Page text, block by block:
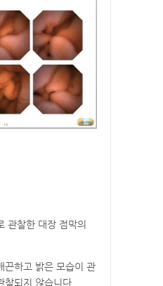
관찰한 대장 점막의
끈하고 밝은 모습이 관
찰되지 않습니다.